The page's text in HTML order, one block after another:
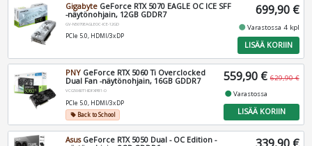
Gigabyte GeForce RTX 5070 EAGLE OC ICE SFF
-näytönohjain, 12GB GDDR7
GV-N5070EAGLEOC-ICE-12GD
PCIe 5.0, HDMI/3xDP
699,90 €
fiber_manual_recordVarastossa 4 kpl
LISÄÄ KORIIN
PNY GeForce RTX 5060 Ti Overclocked
Dual Fan -näytönohjain, 16GB GDDR7
VCG5060T16DFXPB1-O
PCIe 5.0, HDMI/3xDP
local_offerBack to School
559,90 € 629,90 €
fiber_manual_recordVarastossa
LISÄÄ KORIIN
AsusGeForce RTX 5050 Dual - OC Edition -